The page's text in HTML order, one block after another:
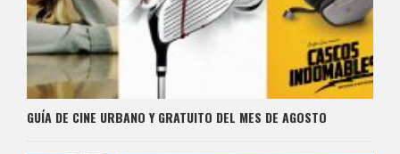
GUÍA DE CINE URBANO Y GRATUITO DEL MES DE AGOSTO